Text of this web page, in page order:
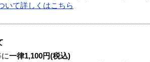
いて詳しくはこちら
一律1,100円(税込)